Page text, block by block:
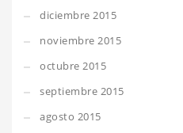
diciembre 2015
noviembre 2015
octubre 2015
septiembre 2015
agosto 2015